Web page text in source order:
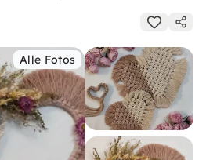
Alle Fotos